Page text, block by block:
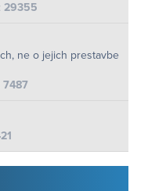
29355
ne o jejich prestavbe
7487